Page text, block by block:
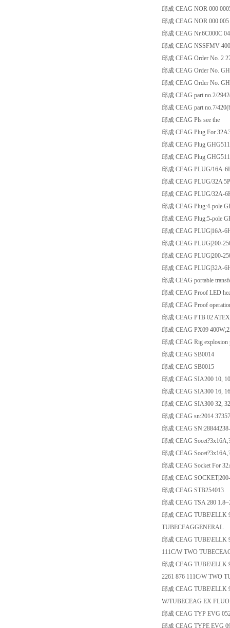
邱成 CEAG NOR 000
邱成 CEAG NOR 000 005
邱成 CEAG Nr.6C000C
邱成 CEAG NSSFMV
邱成 CEAG Order No. 2
邱成 CEAG Order No.
邱成 CEAG Order No.
邱成 CEAG part no.2/
邱成 CEAG part no.7/
邱成 CEAG Pls see the
邱成 CEAG Plug For
邱成 CEAG Plug
邱成 CEAG Plug
邱成 CEAG PLUG/16A-
邱成 CEAG PLUG/32A
邱成 CEAG PLUG/32A-
邱成 CEAG Plug:4-pole
邱成 CEAG Plug:5-pole
邱成 CEAG PLUG|16A-
邱成 CEAG PLUG|200-
邱成 CEAG PLUG|200-
邱成 CEAG PLUG|32A-
邱成 CEAG portable
邱成 CEAG Proof LED
邱成 CEAG Proof
邱成 CEAG PTB 02
邱成 CEAG PX09
邱成 CEAG Rig
邱成 CEAG SB0014
邱成 CEAG SB0015
邱成 CEAG SIA200 10,
邱成 CEAG SIA300 16,
邱成 CEAG SIA300 32,
邱成 CEAG sn:2014
邱成 CEAG
邱成 CEAG
邱成 CEAG
邱成 CEAG Socket For
邱成 CEAG
邱成 CEAG STB254013
邱成 CEAG TSA 280
邱成 CEAG TUBE\ELLK
TUBECEAGGENERAL
邱成 CEAG TUBE\ELLK
111C/W TWO
邱成 CEAG TUBE\ELLK
2261 876 111C/W TWO
邱成 CEAG TUBE\ELLK
W/TUBECEAG EX
邱成 CEAG TYP EVG
邱成 CEAG TYPE EVG